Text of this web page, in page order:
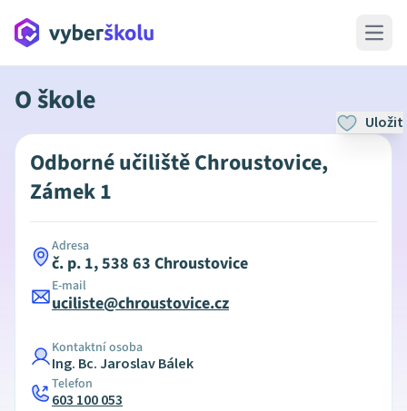
Open
O škole
Uložit
Odborné učiliště Chroustovice,
Zámek 1
Adresa
č. p. 1, 538 63 Chroustovice
E-mail
uciliste@chroustovice.cz
Kontaktní osoba
Ing. Bc. Jaroslav Bálek
Telefon
603 100 053